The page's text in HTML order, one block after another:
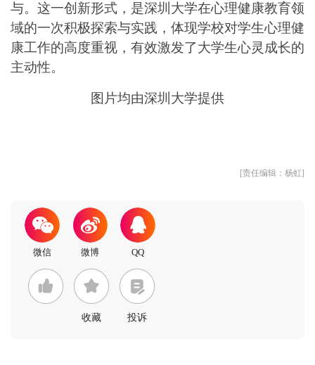
与。这一创新形式，是深圳大学在心理健康教育领
域的一次积极探索与实践，体现学校对学生心理健
康工作的高度重视，有效激发了大学生心灵成长的
主动性。
图片均由深圳大学提供
[责任编辑：杨虹]
收藏 投诉